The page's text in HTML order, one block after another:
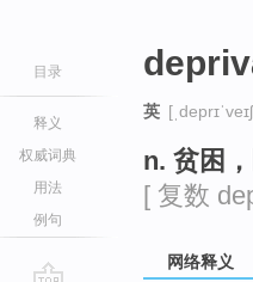
目录
释义
权威词典
用法
例句
英
n. 贫困
[ 复数
网络释义